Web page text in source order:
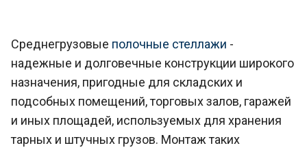
Среднегрузовые полочные стеллажи -
надежные и долговечные конструкции широкого
назначения, пригодные для складских и
подсобных помещений, торговых залов, гаражей
и иных площадей, используемых для хранения
тарных и штучных грузов. Монтаж таких